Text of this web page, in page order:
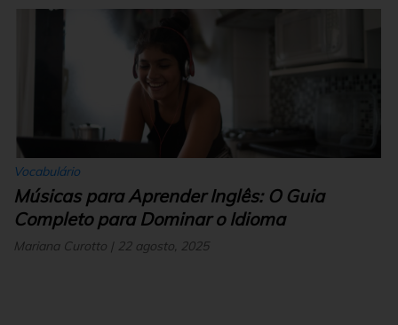
Vocabulário
Músicas para Aprender Inglês: O Guia
Completo para Dominar o Idioma
Mariana Curotto | 22 agosto, 2025